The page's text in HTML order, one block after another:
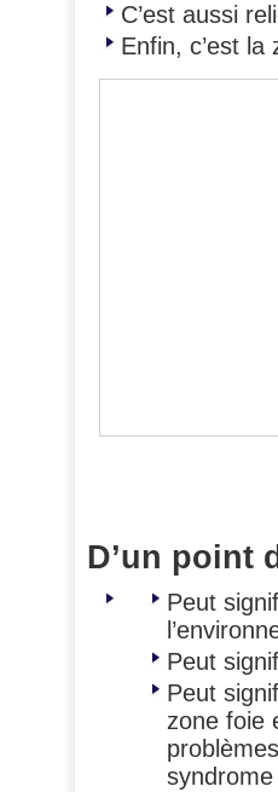
C’est aussi
Enfin, c’est
D’un point
Peut
Peut
Peut
zone foie